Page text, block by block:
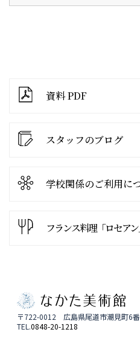
資料 PDF
スタッフのブログ
学校関係のご利用に
フランス料理「ロセアン
〒722-0012 広島県尾道市潮見町6
TEL.0848-20-1218